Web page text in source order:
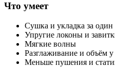
Что умеет
Сушка и укладка за
Упругие локоны и
Мягкие волны
Разглаживание и объём у
Меньше пушения и